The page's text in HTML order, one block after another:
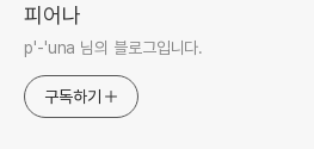
피어나
p'-'una 님의 블로그입니다.
구독하기